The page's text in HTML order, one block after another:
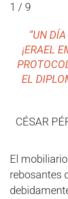
1 / 9
“UN
¡ERAEL
EL
CÉSAR
El
rebosantes